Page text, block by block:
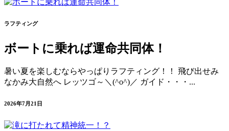
ラフティング
ボートに乗れば運命共同体！
暑い夏を楽しむならやっぱりラフティング！！ 飛び出せみ
なかみ大自然へ レッツゴ～＼(^o^)／ ガイド・・・...
2026年7月21日